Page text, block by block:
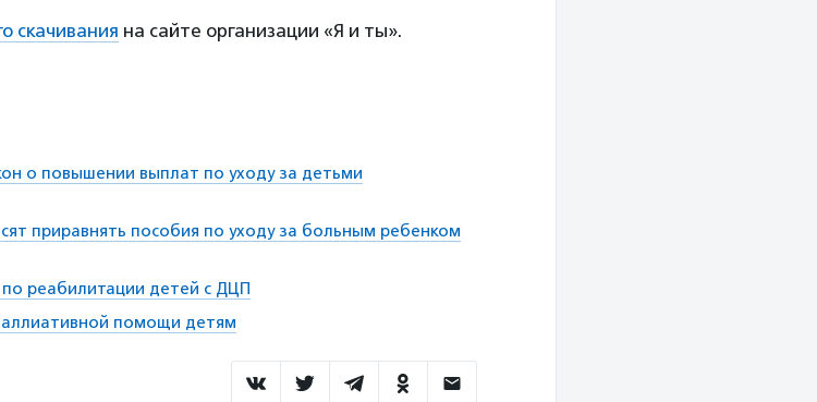
скачивания на сайте организации «Я и ты».
о повышении выплат по уходу за детьми
приравнять пособия по уходу за больным ребенком
по реабилитации детей с ДЦП
помощи детям